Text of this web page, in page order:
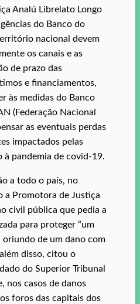
Analú Librelato Longo
do Banco do
nacional devem
os canais e as
de prazo das
e financiamentos,
às medidas do Banco
(Federação Nacional
as eventuais perdas
impactados pelas
à pandemia de covid-19.
a todo o país, no
a Promotora de Justiça
civil pública que pedia a
para proteger “um
de um dano com
disso, citou o
do Superior Tribunal
nos casos de danos
foros das capitais dos